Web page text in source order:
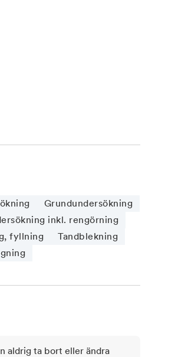
Grundundersökning
inkl. rengörning
fyllning
Tandblekning
aldrig ta bort eller ändra